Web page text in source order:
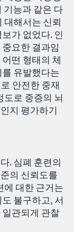
기능과 같은 다
대해서는 신뢰
가 없었다. 인
요한 결과임
떤 형태의 체
유발했다는
안전한 중재
도로 중증의 뇌
지 평가하기
. 심폐 훈련의
의 신뢰도를
에 대한 근거는
불구하고, 서
관되게 관찰